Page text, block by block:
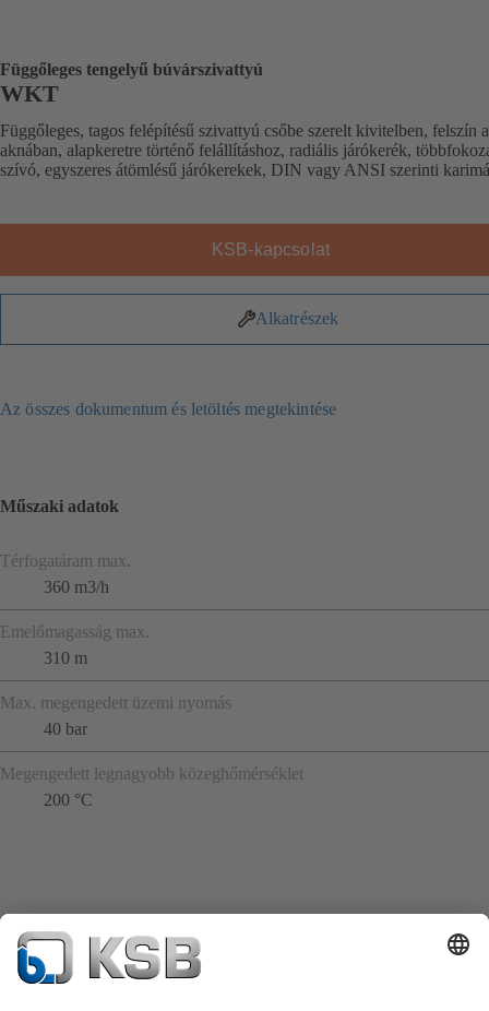
Függőleges tengelyű búvárszivattyú
WKT
Függőleges, tagos felépítésű szivattyú csőbe szerelt kivitelben, felszín
aknában, alapkeretre történő felállításhoz, radiális járókerék,
szívó, egyszeres átömlésű járókerekek, DIN vagy ANSI szerinti
KSB-kapcsolat
Alkatrészek
Az összes dokumentum és letöltés megtekintése
Műszaki adatok
Térfogatáram max.
360 m3/h
Emelőmagasság max.
310 m
Max. megengedett üzemi nyomás
40 bar
Megengedett legnagyobb közeghőmérséklet
200 °C